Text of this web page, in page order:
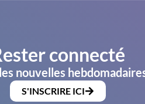
connecté
nouvelles
S'INSCRIRE ICI